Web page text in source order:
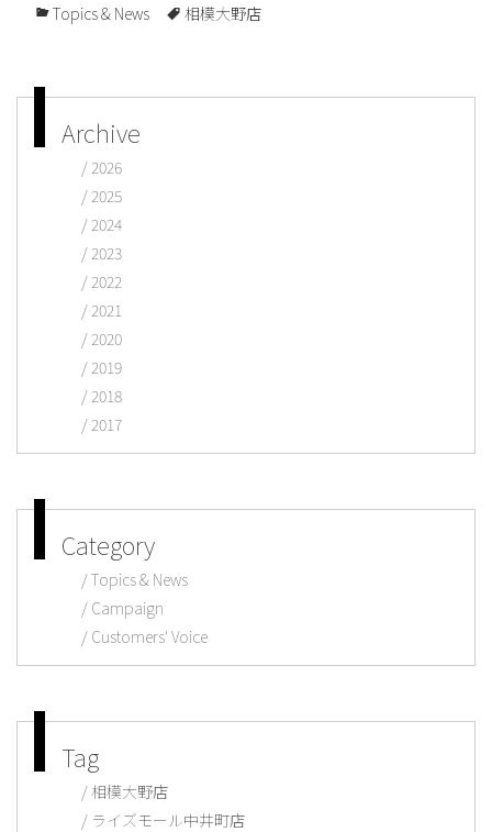
Topics & News 相模大野店
Archive
2026
2025
2024
2023
2022
2021
2020
2019
2018
2017
Category
Topics & News
Campaign
Customers' Voice
Tag
相模大野店
ライズモール中井町店